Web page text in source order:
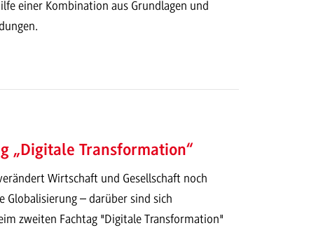
einer Kombination aus Grundlagen und
„Digitale Transformation“
Wirtschaft und Gesellschaft noch
Globalisierung – darüber sind sich
zweiten Fachtag "Digitale Transformation"